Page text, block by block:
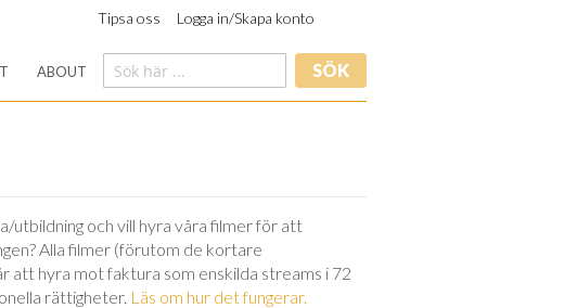
Tipsa oss Logga in/Skapa konto
ABOUT SÖK
utbildning och vill hyra våra filmer för att
Alla filmer (förutom de kortare
att hyra mot faktura som enskilda streams i 72
rättigheter. Läs om hur det fungerar.